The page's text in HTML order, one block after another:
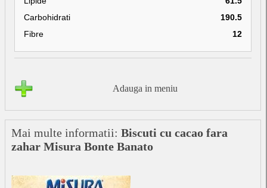
Carbohidrati
190.5
Fibre
12
Adauga in meniu
Mai multe informatii: Biscuti cu cacao fara
zahar Misura Bonte Banato